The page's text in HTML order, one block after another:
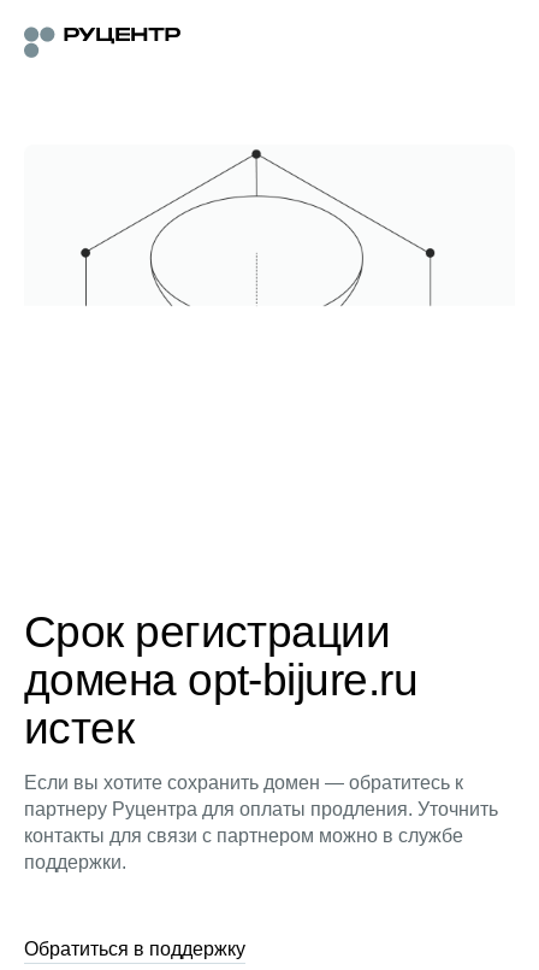
Срок регистрации
домена opt-bijure.ru
истек
Если вы хотите сохранить домен — обратитесь к
партнеру Руцентра для оплаты продления. Уточнить
контакты для связи с партнером можно в службе
поддержки.
Обратиться в поддержку